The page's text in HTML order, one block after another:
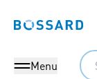
Bossard
Menu